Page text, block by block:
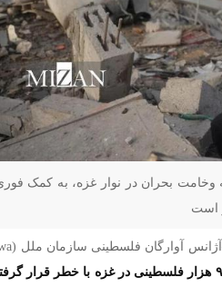
بحران در نوار غزه، به کمک
است
با تشدید بحران انسانی در غزه، ۹۴۵ هزار فلسطینی در غزه با خطر قرار